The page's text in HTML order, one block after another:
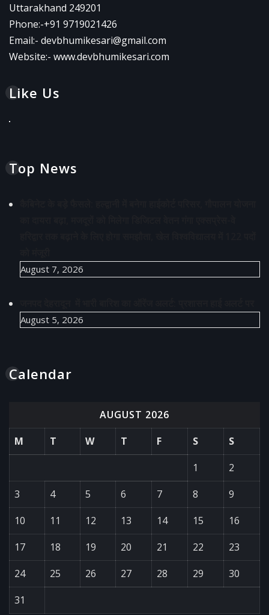
Uttarakhand 249201
Phone:-+91 9719021426
Email:- devbhumikesari@gmail.com
Website:- www.devbhumikesari.com
Like Us
Top News
August 7, 2026
August 5, 2026
Calendar
AUGUST 2026
M
T W T F S
S
1
2
3
4 5 6 7 8
9
10
11 12 13 14 15
16
17
18 19 20 21 22
23
24
25 26 27 28 29
30
31